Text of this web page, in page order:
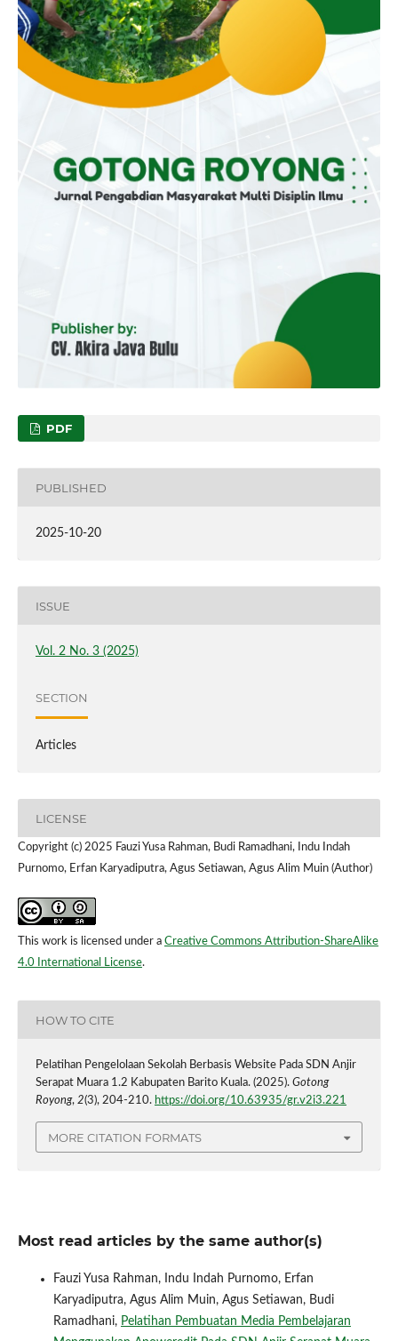
PDF
PUBLISHED
2025-10-20
ISSUE
Vol. 2 No. 3 (2025)
SECTION
Articles
LICENSE
Copyright (c) 2025 Fauzi Yusa Rahman, Budi Ramadhani, Indu Indah
Purnomo, Erfan Karyadiputra, Agus Setiawan, Agus Alim Muin (Author)
This work is licensed under a Creative Commons Attribution-ShareAlike
4.0 International License.
HOW TO CITE
Pelatihan Pengelolaan Sekolah Berbasis Website Pada SDN Anjir
Serapat Muara 1.2 Kabupaten Barito Kuala. (2025). Gotong
Royong, 2(3), 204-210. https://doi.org/10.63935/gr.v2i3.221
MORE CITATION FORMATS
Most read articles by the same author(s)
Fauzi Yusa Rahman, Indu Indah Purnomo, Erfan
Karyadiputra, Agus Alim Muin, Agus Setiawan, Budi
Ramadhani, Pelatihan Pembuatan Media Pembelajaran